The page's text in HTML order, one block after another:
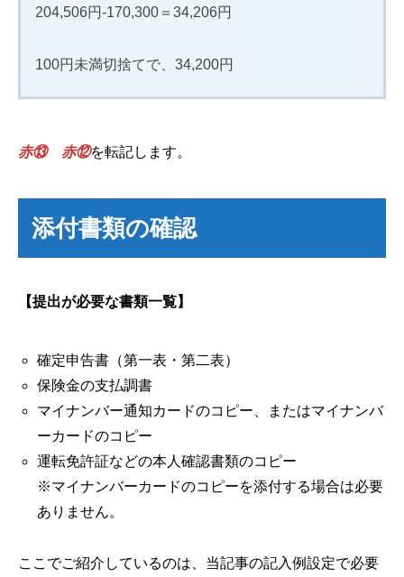
204,506円-170,300＝34,206円
100円未満切捨てで、34,200円
赤⑬ 赤⑫を転記します。
添付書類の確認
【提出が必要な書類一覧】
確定申告書（第一表・第二表）
保険金の支払調書
マイナンバー通知カードのコピー、またはマイナンバ
ーカードのコピー
運転免許証などの本人確認書類のコピー
※マイナンバーカードのコピーを添付する場合は必要
ありません。
ここでご紹介しているのは、当記事の記入例設定で必要